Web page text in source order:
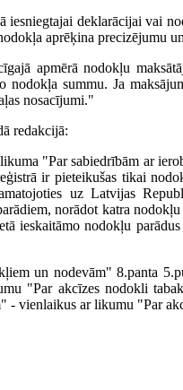
iesniegtajai deklarācijai vai
aprēķina precizējumu
apmērā nodokļu
nodokļa summu. Ja
nosacījumi."
redakcijā:
"Par sabiedrībām ar
ir pieteikušas tikai
uz Latvijas
norādot katra
ieskaitāmo nodokļu
un nodevām" 8.panta
"Par akcīzes nodokli
vienlaikus ar likumu "Par